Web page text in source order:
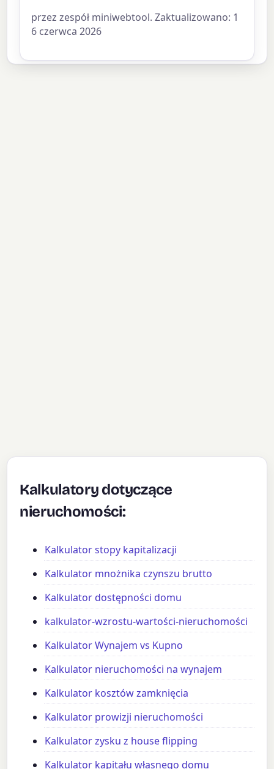
przez zespół miniwebtool. Zaktualizowano: 1
6 czerwca 2026
Kalkulatory dotyczące
nieruchomości:
Kalkulator stopy kapitalizacji
Kalkulator mnożnika czynszu brutto
Kalkulator dostępności domu
kalkulator-wzrostu-wartości-nieruchomości
Kalkulator Wynajem vs Kupno
Kalkulator nieruchomości na wynajem
Kalkulator kosztów zamknięcia
Kalkulator prowizji nieruchomości
Kalkulator zysku z house flipping
Kalkulator kapitału własnego domu